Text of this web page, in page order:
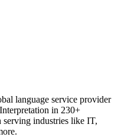
language service provider
in 230+
serving industries like IT,